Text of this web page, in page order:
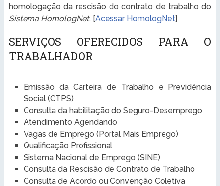
homologação da rescisão do contrato de trabalho do
Sistema HomologNet. [Acessar HomologNet]
SERVIÇOS OFERECIDOS PARA O
TRABALHADOR
Emissão da Carteira de Trabalho e Previdência
Social (CTPS)
Consulta da habilitação do Seguro-Desemprego
Atendimento Agendando
Vagas de Emprego (Portal Mais Emprego)
Qualificação Profissional
Sistema Nacional de Emprego (SINE)
Consulta da Rescisão de Contrato de Trabalho
Consulta de Acordo ou Convenção Coletiva